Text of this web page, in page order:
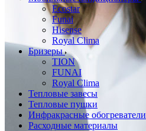
Ecostar
Funai
Hisense
Royal Clima
Бризеры
TION
FUNAI
Royal Clima
Тепловые завесы
Тепловые пушки
Инфракрасные обогреватели
Расходные материалы